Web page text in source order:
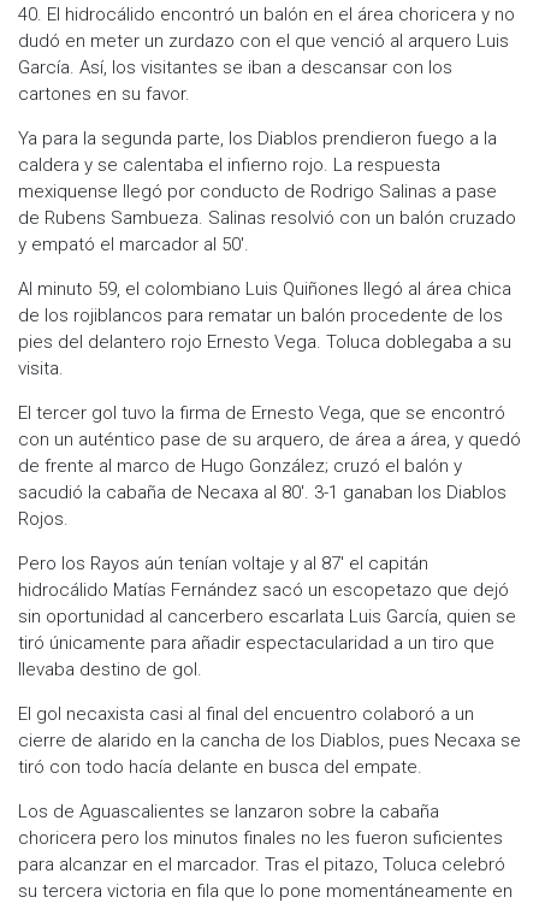
40. El hidrocálido encontró un balón en el área choricera y no
dudó en meter un zurdazo con el que venció al arquero Luis
García. Así, los visitantes se iban a descansar con los
cartones en su favor.
Ya para la segunda parte, los Diablos prendieron fuego a la
caldera y se calentaba el infierno rojo. La respuesta
mexiquense llegó por conducto de Rodrigo Salinas a pase
de Rubens Sambueza. Salinas resolvió con un balón cruzado
y empató el marcador al 50′.
Al minuto 59, el colombiano Luis Quiñones llegó al área chica
de los rojiblancos para rematar un balón procedente de los
pies del delantero rojo Ernesto Vega. Toluca doblegaba a su
visita.
El tercer gol tuvo la firma de Ernesto Vega, que se encontró
con un auténtico pase de su arquero, de área a área, y quedó
de frente al marco de Hugo González; cruzó el balón y
sacudió la cabaña de Necaxa al 80′. 3-1 ganaban los Diablos
Rojos.
Pero los Rayos aún tenían voltaje y al 87′ el capitán
hidrocálido Matías Fernández sacó un escopetazo que dejó
sin oportunidad al cancerbero escarlata Luis García, quien se
tiró únicamente para añadir espectacularidad a un tiro que
llevaba destino de gol.
El gol necaxista casi al final del encuentro colaboró a un
cierre de alarido en la cancha de los Diablos, pues Necaxa se
tiró con todo hacía delante en busca del empate.
Los de Aguascalientes se lanzaron sobre la cabaña
choricera pero los minutos finales no les fueron suficientes
para alcanzar en el marcador. Tras el pitazo, Toluca celebró
su tercera victoria en fila que lo pone momentáneamente en